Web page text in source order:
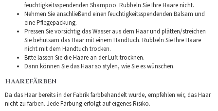
feuchtigkeitsspendenden Shampoo. Rubbeln Sie Ihre Haare nicht.
Nehmen Sie anschließend einen feuchtigkeitsspendenden Balsam und
eine Pflegepackung.
Pressen Sie vorsichtig das Wasser aus dem Haar und plätten/streichen
Sie behutsam das Haar mit einem Handtuch. Rubbeln Sie Ihre Haare
nicht mit dem Handtuch trocken.
Bitte lassen Sie die Haare an der Luft trocknen.
Dann können Sie das Haar so stylen, wie Sie es wünschen.
HAAREFÄRBEN
Da das Haar bereits in der Fabrik farbbehandelt wurde, empfehlen wir, das Haar
nicht zu färben. Jede Färbung erfolgt auf eigenes Risiko.